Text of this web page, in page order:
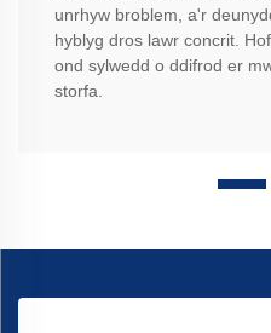
unrhyw broblem, a'r
hyblyg dros lawr concrit.
ond sylwedd o ddifrod er
storfa.